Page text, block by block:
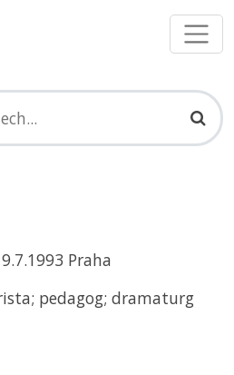
Praha
pedagog; dramaturg